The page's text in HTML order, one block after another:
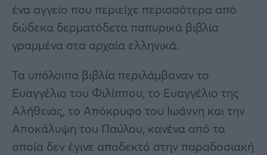
ένα αγγείο που περιείχε περισσότερα από
δώδεκα δερματόδετα παπυρικά βιβλία
γραμμένα στα αρχαία ελληνικά.
Τα υπόλοιπα βιβλία περιλάμβαναν το
Ευαγγέλιο του Φιλίππου, το Ευαγγέλιο της
Αλήθειας, το Απόκρυφο του Ιωάννη και την
Αποκάλυψη του Παύλου, κανένα από τα
οποία δεν έγινε αποδεκτό στην παραδοσιακή